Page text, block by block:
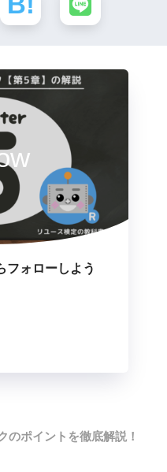
フォローしよう
のポイントを徹底解説！